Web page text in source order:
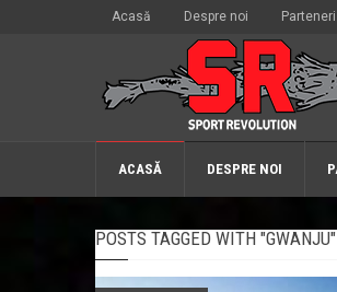
Acasă Despre noi Parteneri
ACASĂ DESPRE NOI
POSTS TAGGED WITH "GWANJU"